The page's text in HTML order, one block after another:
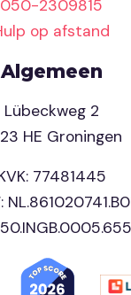
050-2309815
op afstand
Algemeen
Lübeckweg 2
HE Groningen
77481445